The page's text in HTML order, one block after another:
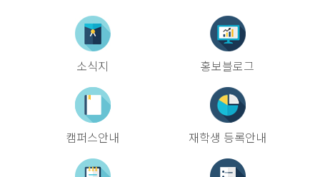
소식지 홍보블로그
캠퍼스안내 재학생 등록안내